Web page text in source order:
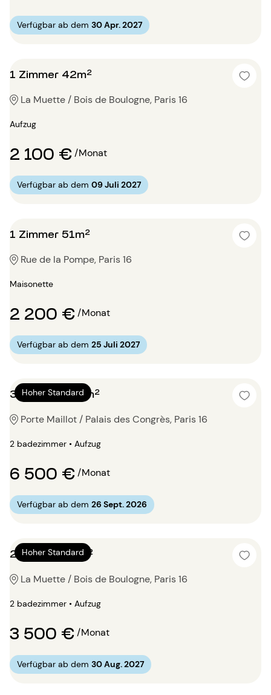
Verfügbar ab dem 30 Apr. 2027
1 Zimmer 42m²
La Muette / Bois de Boulogne, Paris 16
Aufzug
2 100 €/Monat
Verfügbar ab dem 09 Juli 2027
1 Zimmer 51m²
Rue de la Pompe, Paris 16
Maisonette
2 200 €/Monat
Verfügbar ab dem 25 Juli 2027
Hoher Standard
3 Zimmer 150m²
Porte Maillot / Palais des Congrès, Paris 16
2 badezimmer • Aufzug
6 500 €/Monat
Verfügbar ab dem 26 Sept. 2026
Hoher Standard
2 Zimmer 94m²
La Muette / Bois de Boulogne, Paris 16
2 badezimmer • Aufzug
3 500 €/Monat
Verfügbar ab dem 30 Aug. 2027